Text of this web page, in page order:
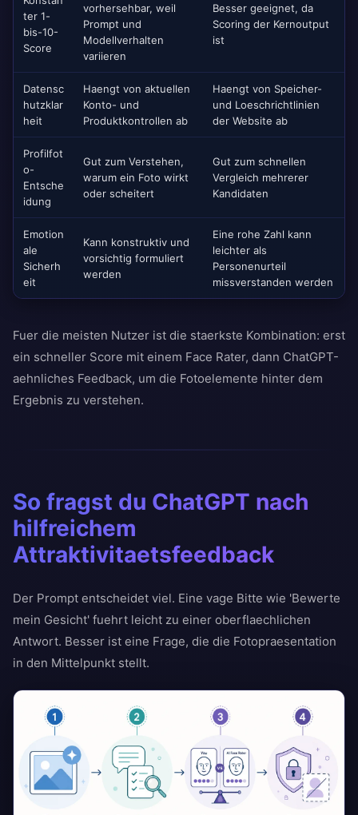
ter 1-
bis-10-
Score
vorhersehbar, weil
Prompt und
Modellverhalten
variieren
Besser geeignet, da
Scoring der Kernoutput
ist
Datensc
hutzklar
heit
Haengt von aktuellen
Konto- und
Produktkontrollen ab
Haengt von Speicher-
und Loeschrichtlinien
der Website ab
Profilfot
o-
Entsche
idung
Gut zum Verstehen,
warum ein Foto wirkt
oder scheitert
Gut zum schnellen
Vergleich mehrerer
Kandidaten
Emotion
ale
Sicherh
eit
Kann konstruktiv und
vorsichtig formuliert
werden
Eine rohe Zahl kann
leichter als
Personenurteil
missverstanden werden
Fuer die meisten Nutzer ist die staerkste Kombination: erst
ein schneller Score mit einem Face Rater, dann ChatGPT-
aehnliches Feedback, um die Fotoelemente hinter dem
Ergebnis zu verstehen.
So fragst du ChatGPT nach
hilfreichem
Attraktivitaetsfeedback
Der Prompt entscheidet viel. Eine vage Bitte wie 'Bewerte
mein Gesicht' fuehrt leicht zu einer oberflaechlichen
Antwort. Besser ist eine Frage, die die Fotopraesentation
in den Mittelpunkt stellt.